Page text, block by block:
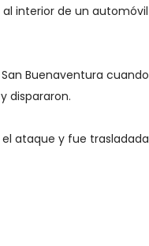
interior de un automóvil
Buenaventura cuando
dispararon.
ataque y fue trasladada